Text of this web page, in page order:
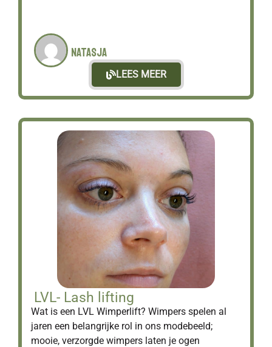
Natasja
LEES MEER
LVL- Lash lifting
Wat is een LVL Wimperlift? Wimpers spelen al
jaren een belangrijke rol in ons modebeeld;
mooie, verzorgde wimpers laten je ogen